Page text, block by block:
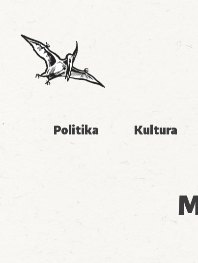
Politika Kultura